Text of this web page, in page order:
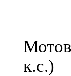
к.с.)